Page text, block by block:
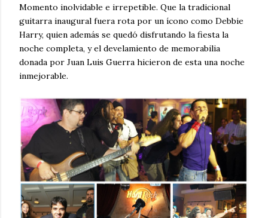
Momento inolvidable e irrepetible. Que la tradicional
guitarra inaugural fuera rota por un ícono como Debbie
Harry, quien además se quedó disfrutando la fiesta la
noche completa, y el develamiento de memorabilia
donada por Juan Luis Guerra hicieron de esta una noche
inmejorable.